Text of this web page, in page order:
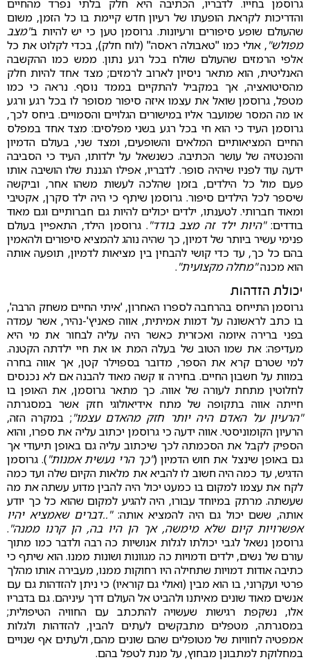
גרוסמן בחייו. לדבריו, הכתיבה היא חלק בלתי נפרד מהחיים
והדריכות לקראת הופעתו של רעיון חדש קיימת בו כל הזמן, משום
שהעולם שופע סיפורים ורעיונות. גרוסמן טען כי יש להיות ב"מצב
מפולש", אולי כמו "טאבולה ראסה" (לוח חלק), בכדי לקלוט את כל
אלפי הרמזים שהעולם שולח בכל רגע נתון. ממש כמו ההקשבה
האנליטית, הוא מתאר ניסיון לארוב לרמזים; מצד אחד להיות חלק
מהסיטואציה, אך במקביל להתקיים בממד נוסף. נראה כי כמו
מטפל, גרוסמן שואל את עצמו איזה סיפור מסופר לו בכל רגע ורגע
או מה המסר שמועבר אליו במישורים הגלויים והסמויים. ביחס לכך,
גרוסמן העיד כי הוא חי בכל רגע בשני מפלסים: מצד אחד במפלס
החיים המציאותיים המלאים והשופעים, ומצד שני, בעולם הדמיון
והפנטזיה של עושר הכתיבה. כשנשאל על ילדותו, העיד כי הסביבה
ידעה עוד לפניו שיהיה סופר. לדבריו, אפילו הגננת שלו הושיבה אותו
פעם מול כל הילדים, בזמן שהלכה לעשות משהו אחר, וביקשה
שיספר לכל הילדים סיפור. גרוסמן שיתף כי היה ילד סקרן, אקטיבי
ומאוד חברותי. לטענתו, ילדים יכולים להיות גם חברותיים וגם מאוד
בודדים:"היות ילד זה מצב בודד". גרוסמן הילד, התאפיין בעולם
פנימי עשיר ביותר של דמיון, כך שהיה נוהג להמציא סיפורים ולהאמין
בהם כל כך, עד כדי קושי להבחין בין מציאות לדמיון, תופעה אותה
הוא מכנה"מחלה מקצועית".
יכולת הזדהות
גרוסמן התייחס בהרחבה לספרו האחרון, 'איתי החיים משחק הרבה',
בו כתב לראשונה על דמות אמיתית, אווה פאניץ'-נהיר, אשר עמדה
בפני ברירה איומה ואכזרית כאשר היה עליה לבחור את מי היא
מעדיפה: את שמו הטוב של בעלה המת או את חיי ילדתה הקטנה.
למי שטרם קרא את הספר, מדובר בספוילר קטן, אך אווה בחרה
במוות על חשבון החיים. בחירה זו קשה מאוד להבנה אם לא נכנסים
לחלוטין מתחת לעורה של אווה. כך מתאר גרוסמן, את האופן בו
חייתה אווה בתקופה של מתח אידיאולוגי חזק אשר במסגרתה
"הרעיון על האדם היה יותר חזק מהאדם עצמו"; במקרה הזה,
הרעיון הקומוניסטי. אווה ידעה כי גרוסמן יכתוב עליה את ספרו, והוא
הספיק לקבל את הסכמתה לכך שיכתוב עליה גם באופן תיעודי אך
גם באופן שינצל את חוש הדמיון ("כך הרי נעשית אמנות"). גרוסמן
הדגיש, עד כמה היה חשוב לו להביא את מלאות הקיום שלה ועד כמה
לקח את עצמו למקום בו כמעט יכול היה להבין מדוע עשתה את מה
שעשתה. מרתק במיוחד עבורו, היה להגיע למקום שהוא כל כך יודע
אותה, ששם יכול גם היה להמציא אותה:"..דברים שאמציא יהיו
אפשרויות קיום שלא מימשה, אך הן היו בה, הן קרנו ממנה".
גרוסמן נשאל לגבי יכולתו לגלות אנושיות כה רבה ולדבר כמו מתוך
עורם של נשים, ילדים ודמויות כה מגוונות ושונות ממנו. הוא שיתף כי
כתיבה אודות דמויות שתחילה היו רחוקות ממנו, מעבירה אותו מהלך
פרטי ועקרוני, בו הוא מבין (ואולי גם קוראיו) כי ניתן להזדהות גם עם
אנשים מאוד שונים מאיתנו ולהביט אל העולם דרך עיניהם. גם בדבריו
אלו, נשקפת רגישות שעשויה להתכתב עם החוויה הטיפולית;
במסגרתה, מטפלים מתבקשים לעתים להבין, להזדהות ולגלות
אמפטיה לחוויות של מטופלים שהם שונים מהם, ולעתים אף שנויים
במחלוקת למתבונן מבחוץ, על מנת לטפל בהם.